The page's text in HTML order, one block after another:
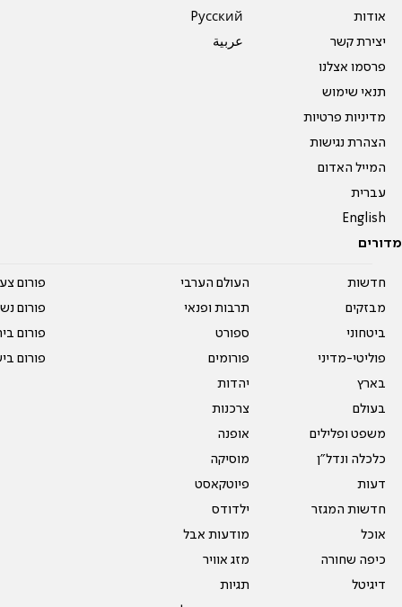
אודות
יצירת קשר
פרסמו אצלנו
תנאי שימוש
מדיניות פרטיות
הצהרת נגישות
המייל האדום
עברית
English
Pусский
عربية
מדורים
חדשות
מבזקים
ביטחוני
פוליטי-מדיני
בארץ
בעולם
משפט ופלילים
כלכלה ונדל"ן
דעות
חדשות המגזר
אוכל
כיפה שחורה
דיגיטל
העולם הערבי
תרבות ופנאי
ספורט
פורומים
יהדות
צרכנות
אופנה
מוסיקה
פיוטקאסט
ילדודס
מודעות אבל
מזג אוויר
תגיות
פורום
פורום
פורום
פורום